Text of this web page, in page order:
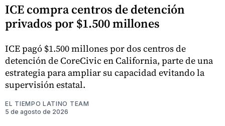
ICE compra centros de detención
privados por $1.500 millones
ICE pagó $1.500 millones por dos centros de
detención de CoreCivic en California, parte de una
estrategia para ampliar su capacidad evitando la
supervisión estatal.
EL TIEMPO LATINO TEAM
5 de agosto de 2026